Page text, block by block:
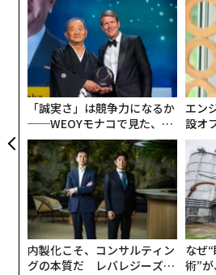
は監視なしにデジタル世界を縦横
熟練した専門家でさえ追いつくの
で意思決定を行う。本質的には、
よる非効率を排し、業界横断的な
訓練されたデジタル万能者なのだ
「誠実さ」は競争力になるか
──WEOYモナコで見た、く
ら寿司の経営哲学
エン
設オ
がオ
が健
内製化こそ、コンサルティン
グの本質だ レバレジーズが
なぜ
術”